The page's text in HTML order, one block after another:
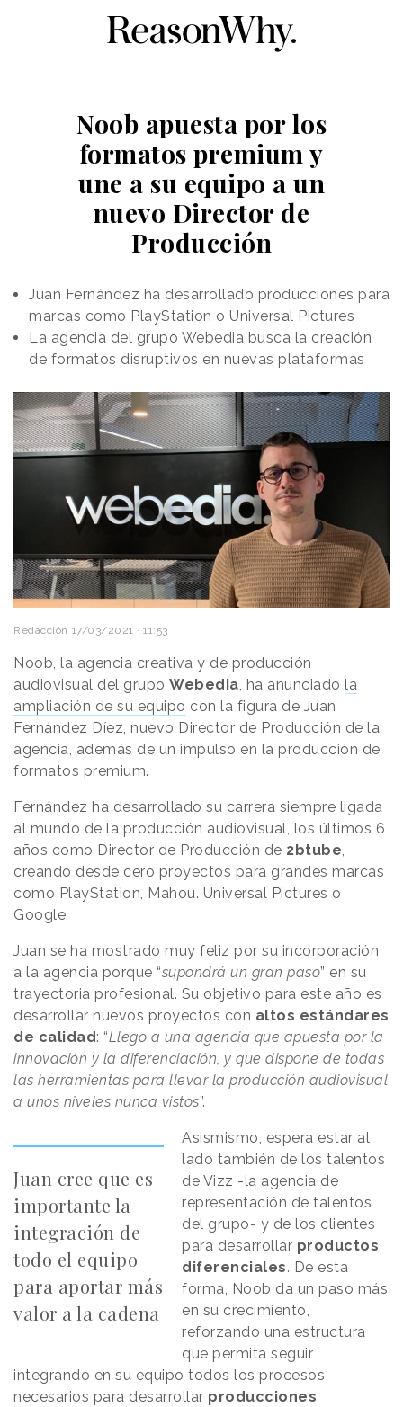
Noob apuesta por los
formatos premium y
une a su equipo a un
nuevo Director de
Producción
Juan Fernández ha desarrollado producciones para
marcas como PlayStation o Universal Pictures
La agencia del grupo Webedia busca la creación
de formatos disruptivos en nuevas plataformas
Redacción 17/03/2021 · 11:53
Noob, la agencia creativa y de producción
audiovisual del grupo Webedia, ha anunciado la
ampliación de su equipo con la figura de Juan
Fernández Díez, nuevo Director de Producción de la
agencia, además de un impulso en la producción de
formatos premium.
Fernández ha desarrollado su carrera siempre ligada
al mundo de la producción audiovisual, los últimos 6
años como Director de Producción de 2btube,
creando desde cero proyectos para grandes marcas
como PlayStation, Mahou. Universal Pictures o
Google.
Juan se ha mostrado muy feliz por su incorporación
a la agencia porque “supondrá un gran paso” en su
trayectoria profesional. Su objetivo para este año es
desarrollar nuevos proyectos con altos estándares
de calidad: “Llego a una agencia que apuesta por la
innovación y la diferenciación, y que dispone de todas
las herramientas para llevar la producción audiovisual
a unos niveles nunca vistos”.
Juan cree que es
importante la
integración de
todo el equipo
para aportar más
valor a la cadena
Asismismo, espera estar al
lado también de los talentos
de Vizz -la agencia de
representación de talentos
del grupo- y de los clientes
para desarrollar productos
diferenciales. De esta
forma, Noob da un paso más
en su crecimiento,
reforzando una estructura
que permita seguir
integrando en su equipo todos los procesos
necesarios para desarrollar producciones